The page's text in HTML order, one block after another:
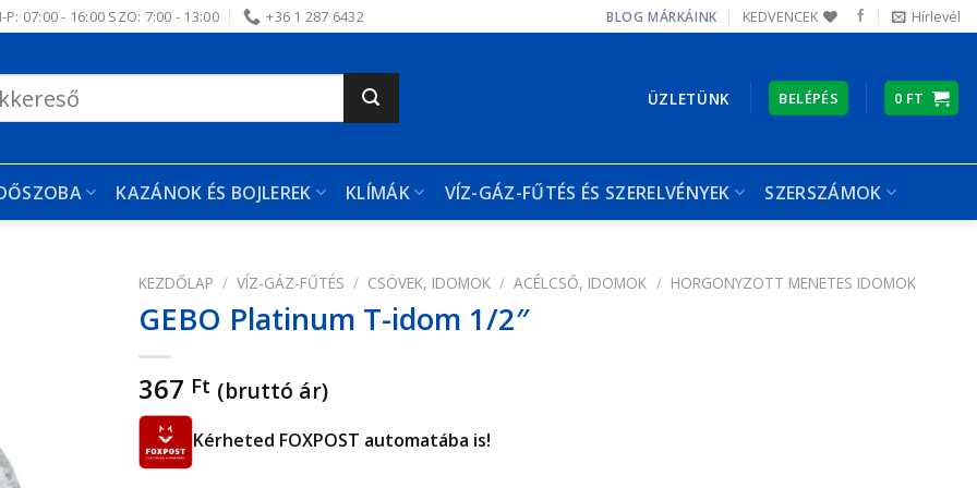
P: 07:00 - 16:00 SZO: 7:00 - 13:00 +36 1 287 6432 BLOG MÁRKÁINK KEDVENCEK Hírlevél
ÜZLETÜNK BELÉPÉS 0 FT
KAZÁNOK ÉS BOJLEREK KLÍMÁK VÍZ-GÁZ-FŰTÉS ÉS SZERELVÉNYEK SZERSZÁMOK
KEZDŐLAP / VÍZ-GÁZ-FŰTÉS / CSÖVEK, IDOMOK / ACÉLCSŐ, IDOMOK / HORGONYZOTT MENETES IDOMOK
GEBO Platinum T-idom 1/2″
367 Ft (bruttó ár)
Kérheted FOXPOST automatába is!